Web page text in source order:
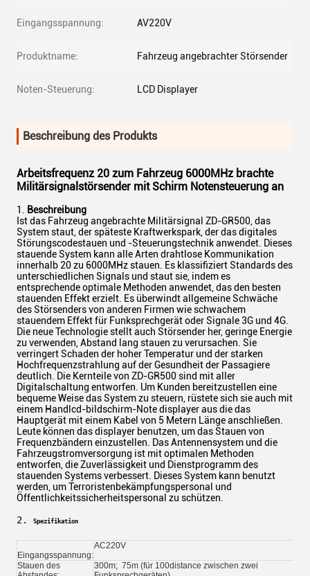
Eingangsspannung: AV220V
Produktname: Fahrzeug angebrachter Störsender
Noten-Steuerung: LCD Displayer
Beschreibung des Produkts
Arbeitsfrequenz 20 zum Fahrzeug 6000MHz brachte
Militärsignalstörsender mit Schirm Notensteuerung an
1. Beschreibung
Ist das Fahrzeug angebrachte Militärsignal ZD-GR500, das
System staut, der späteste Kraftwerkspark, der das digitales
Störungscodestauen und -Steuerungstechnik anwendet. Dieses
stauende System kann alle Arten drahtlose Kommunikation
innerhalb 20 zu 6000MHz stauen. Es klassifiziert Standards des
unterschiedlichen Signals und staut sie, indem es
entsprechende optimale Methoden anwendet, das den besten
stauenden Effekt erzielt. Es überwindt allgemeine Schwäche
des Störsenders von anderen Firmen wie schwachem
stauendem Effekt für Funksprechgerät oder Signale 3G und 4G.
Die neue Technologie stellt auch Störsender her, geringe Energie
zu verwenden, Abstand lang stauen zu verursachen. Sie
verringert Schaden der hoher Temperatur und der starken
Hochfrequenzstrahlung auf der Gesundheit der Passagiere
deutlich. Die Kernteile von ZD-GR500 sind mit aller
Digitalschaltung entworfen. Um Kunden bereitzustellen eine
bequeme Weise das System zu steuern, rüstete sich sie auch mit
einem Handlcd-bildschirm-Note displayer aus die das
Hauptgerät mit einem Kabel von 5 Metern Länge anschließen.
Leute können das displayer benutzen, um das Stauen von
Frequenzbändern einzustellen. Das Antennensystem und die
Fahrzeugstromversorgung ist mit optimalen Methoden
entworfen, die Zuverlässigkeit und Dienstprogramm des
stauenden Systems verbessert. Dieses System kann benutzt
werden, um Terroristenbekämpfungspersonal und
Öffentlichkeitssicherheitspersonal zu schützen.
2.
Spezifikation
Eingangsspannung:
AC220V
Stauen des
300m; 75m (für 100distance zwischen zwei